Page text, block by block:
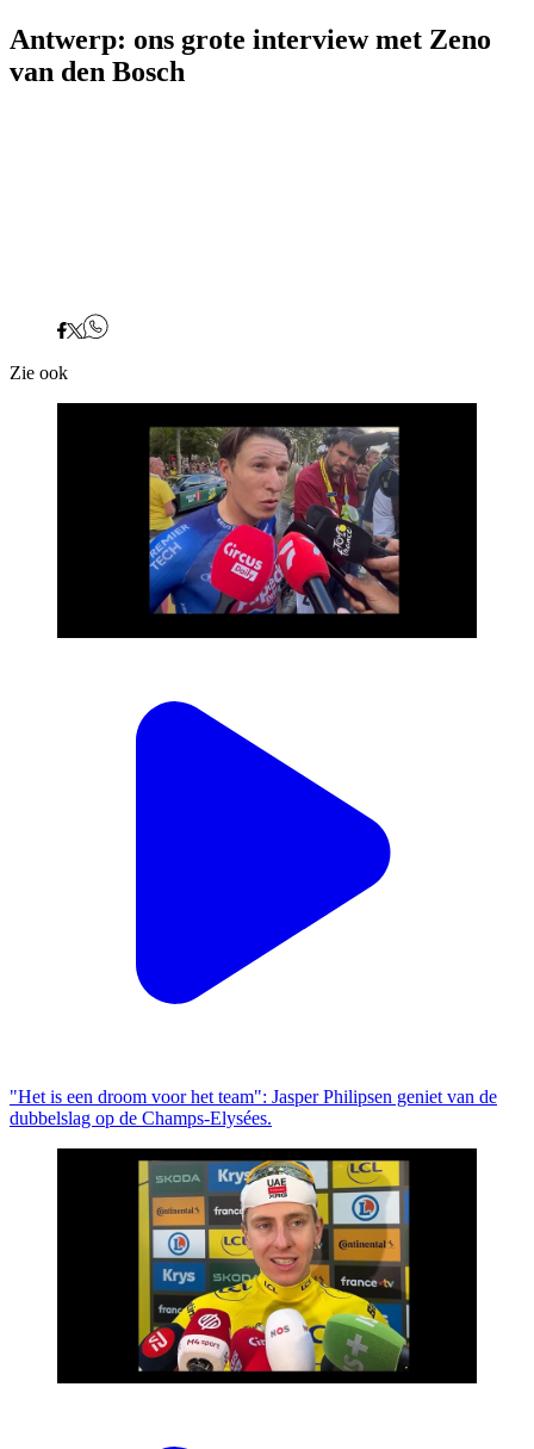
Antwerp: ons grote interview met Zeno
van den Bosch
Zie ook
"Het is een droom voor het team": Jasper Philipsen geniet van de
dubbelslag op de Champs-Elysées.